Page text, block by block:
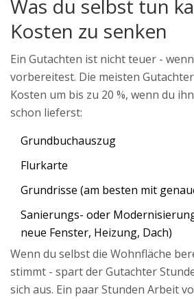
Was du selbst tun
Kosten zu senken
Ein Gutachten ist nicht teuer -
vorbereitest. Die meisten
Kosten um bis zu 20 %, wenn du
schon lieferst:
Grundbuchauszug
Flurkarte
Grundrisse (am besten mit
Sanierungs- oder
neue Fenster, Heizung, Dach)
Wenn du selbst die Wohnfläche
stimmt - spart der Gutachter
sich aus. Ein paar Stunden Arbeit